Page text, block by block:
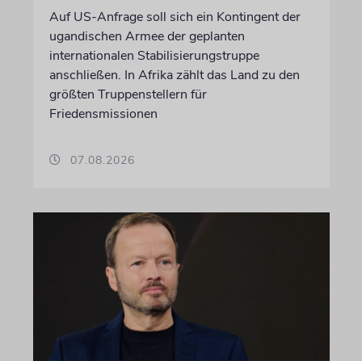
Auf US-Anfrage soll sich ein Kontingent der
ugandischen Armee der geplanten
internationalen Stabilisierungstruppe
anschließen. In Afrika zählt das Land zu den
größten Truppenstellern für
Friedensmissionen
07.08.2026